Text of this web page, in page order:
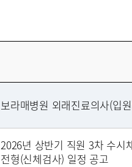
보라매병원 외래진료의사(입
2026년 상반기 직원 3차 수시
전형(신체검사) 일정 공고